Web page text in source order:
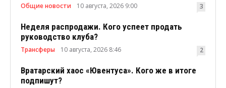
Общие новости 10 августа, 2026 9:00 3
Неделя распродажи. Кого успеет продать
руководство клуба?
Трансферы 10 августа, 2026 8:46 2
Вратарский хаос «Ювентуса». Кого же в итоге
подпишут?